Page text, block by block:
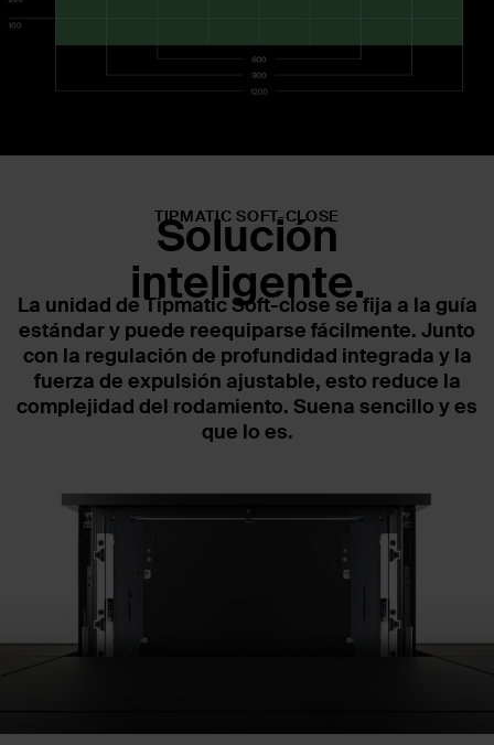
TIPMATIC SOFT-CLOSE
Solución
inteligente.
La unidad de Tipmatic Soft-close se fija a la guía
estándar y puede reequiparse fácilmente. Junto
con la regulación de profundidad integrada y la
fuerza de expulsión ajustable, esto reduce la
complejidad del rodamiento. Suena sencillo y es
que lo es.